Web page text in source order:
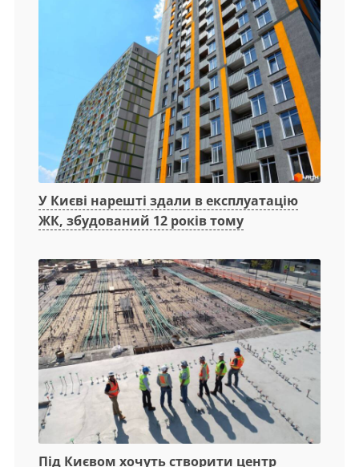
У Києві нарешті здали в експлуатацію
ЖК, збудований 12 років тому
Під Києвом хочуть створити центр